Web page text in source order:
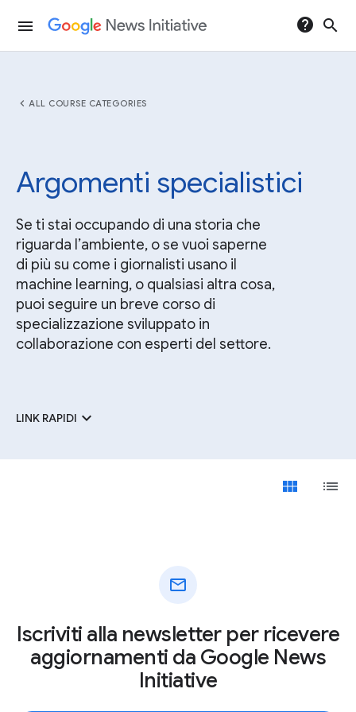
menu help search
chevron_left ALL COURSE CATEGORIES
Argomenti specialistici
Se ti stai occupando di una storia che
riguarda l’ambiente, o se vuoi saperne
di più su come i giornalisti usano il
machine learning, o qualsiasi altra cosa,
puoi seguire un breve corso di
specializzazione sviluppato in
collaborazione con esperti del settore.
LINK RAPIDI expand_more
view_module list
mail
Iscriviti alla newsletter per ricevere
aggiornamenti da Google News
Initiative